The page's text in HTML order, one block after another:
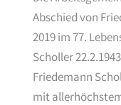
Abschied von
2019 im 77.
Scholler
Friedemann
mit